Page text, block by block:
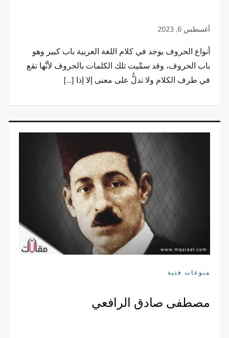
أنواع الحروف يوجد في كلام اللغة العربية باب كبير وهو
باب الحروف، وقد سمِّيت تلك الكلمات بالحروف لأنَّها تقع
في طرف الكلام ولا تدلُّ على معنى إلا إذا […]
منوعات فنية
مصطفى صادق الرافعي